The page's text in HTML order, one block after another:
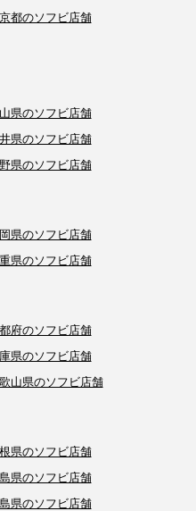
都のソフビ店舗
県のソフビ店舗
県のソフビ店舗
県のソフビ店舗
県のソフビ店舗
県のソフビ店舗
府のソフビ店舗
県のソフビ店舗
山県のソフビ店舗
県のソフビ店舗
県のソフビ店舗
県のソフビ店舗